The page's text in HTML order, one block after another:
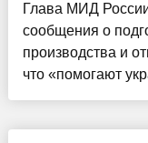
Глава МИД
сообщения о
производства и
что «помогают